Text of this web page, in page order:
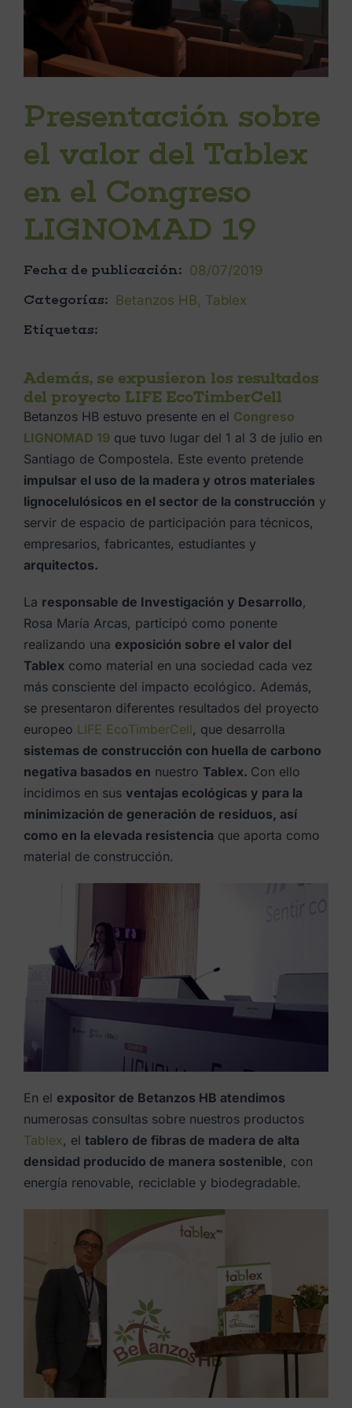
Presentación sobre
el valor del Tablex
en el Congreso
LIGNOMAD 19
Fecha de publicación: 08/07/2019
Categorías: Betanzos HB Tablex
Etiquetas:
Además, se expusieron los resultados
del proyecto LIFE EcoTimberCell
Betanzos HB estuvo presente en el Congreso
LIGNOMAD 19que tuvo lugar del 1 al 3 de julio en
Santiago de Compostela. Este evento pretende
impulsar el uso de la madera y otros materiales
lignocelulósicos en el sector de la construcción y
servir de espacio de participación para técnicos,
empresarios, fabricantes, estudiantes y
arquitectos.
La responsable de Investigación y Desarrollo,
Rosa María Arcas, participó como ponente
realizando una exposición sobre el valor del
Tablexcomo material en una sociedad cada vez
más consciente del impacto ecológico. Además,
se presentaron diferentes resultados del proyecto
europeo LIFE EcoTimberCell, que desarrolla
sistemas de construcción con huella de carbono
negativa basados en nuestro Tablex. Con ello
incidimos en sus ventajas ecológicas y para la
minimización de generación de residuos, así
como en la elevada resistencia que aporta como
material de construcción.
En el expositor de Betanzos HB atendimos
numerosas consultas sobre nuestros productos
Tablex, el tablero de fibras de madera de alta
densidad producido de manera sostenible, con
energía renovable, reciclable y biodegradable.